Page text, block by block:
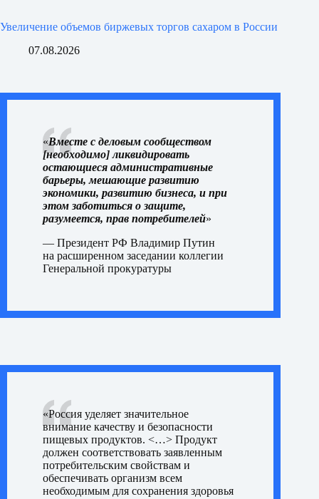
Увеличение объемов биржевых торгов сахаром в России
07.08.2026
«Вместе с деловым сообществом
[необходимо] ликвидировать
остающиеся административные
барьеры, мешающие развитию
экономики, развитию бизнеса, и при
этом заботиться о защите,
разумеется, прав потребителей»
— Президент РФ Владимир Путин
на расширенном заседании коллегии
Генеральной прокуратуры
«Россия уделяет значительное
внимание качеству и безопасности
пищевых продуктов. <…> Продукт
должен соответствовать заявленным
потребительским свойствам и
обеспечивать организм всем
необходимым для сохранения здоровья